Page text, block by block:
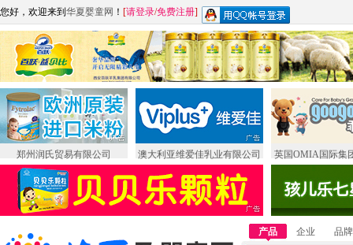
您好，欢迎来到 华夏婴童网 ！ [请登录/免费注册]
郑州润氏贸易有限公司 澳大利亚维爱佳乳业有限公司 英国OMIA国际集
产品 企业 品牌